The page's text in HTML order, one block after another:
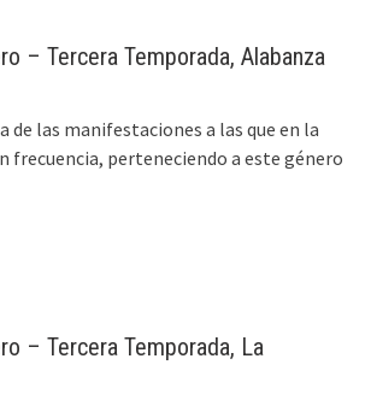
– Tercera Temporada, Alabanza
de las manifestaciones a las que en la
frecuencia, perteneciendo a este género
– Tercera Temporada, La